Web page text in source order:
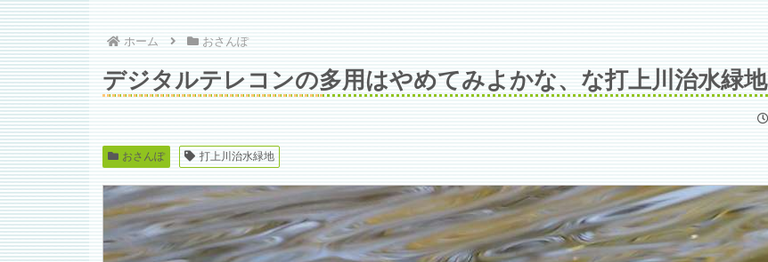
ホーム おさんぽ
デジタルテレコンの多用はやめてみよかな、な打上川治水緑地
おさんぽ 打上川治水緑地